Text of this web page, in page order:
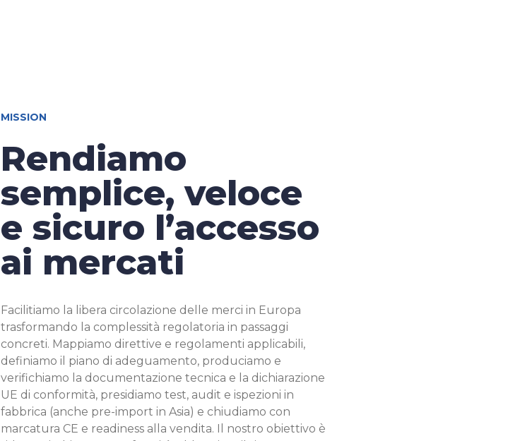
MISSION
Rendiamo
semplice, veloce
e sicuro l’accesso
ai mercati
Facilitiamo la libera circolazione delle merci in Europa
trasformando la complessità regolatoria in passaggi
concreti. Mappiamo direttive e regolamenti applicabili,
definiamo il piano di adeguamento, produciamo e
verifichiamo la documentazione tecnica e la dichiarazione
UE di conformità, presidiamo test, audit e ispezioni in
fabbrica (anche pre-import in Asia) e chiudiamo con
marcatura CE e readiness alla vendita. Il nostro obiettivo è